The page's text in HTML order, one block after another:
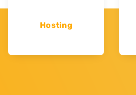
Hosting